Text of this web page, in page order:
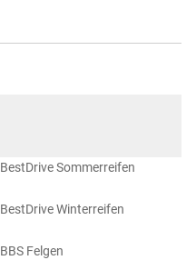
BestDrive Sommerreifen
BestDrive Winterreifen
BBS Felgen